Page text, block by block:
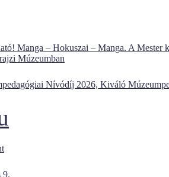
Manga – Hokuszai – Manga. A Mester
Múzeumban
Nívódíj 2026, Kiváló
9.